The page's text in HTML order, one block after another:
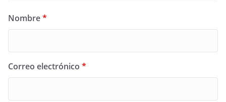
Nombre*
Correo electrónico *